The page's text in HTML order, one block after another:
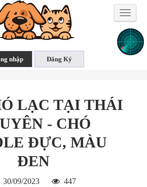
Toggle
LẠC TẠI THÁI
- CHÓ
ĐỰC, MÀU
ĐEN
09/2023
447